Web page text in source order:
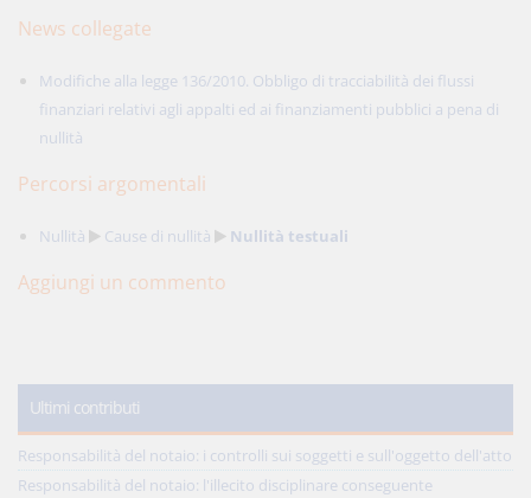
News collegate
Modifiche alla legge 136/2010. Obbligo di tracciabilità dei flussi
finanziari relativi agli appalti ed ai finanziamenti pubblici a pena di
nullità
Percorsi argomentali
Nullità Cause di nullità Nullità testuali
Aggiungi un commento
Ultimi contributi
Responsabilità del notaio: i controlli sui soggetti e sull'oggetto dell'atto
Responsabilità del notaio: l'illecito disciplinare conseguente